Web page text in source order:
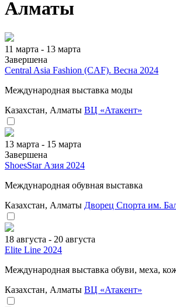
Алматы
11 марта - 13 марта
Завершена
Central Asia Fashion (CAF). Весна 2024
Международная выставка моды
Казахстан, Алматы ВЦ «Атакент»
13 марта - 15 марта
Завершена
ShoesStar Азия 2024
Международная обувная выставка
Казахстан, Алматы Дворец Спорта им.
18 августа - 20 августа
Elite Line 2024
Международная выставка обуви, меха,
Казахстан, Алматы ВЦ «Атакент»